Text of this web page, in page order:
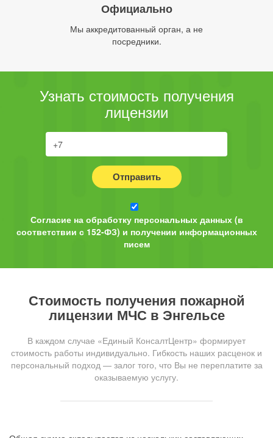
Официально
Мы аккредитованный орган, а не
посредники.
Узнать стоимость получения
лицензии
Отправить
Согласие на обработку персональных данных (в
соответствии с 152-ФЗ) и получении информационных
писем
Стоимость получения пожарной
лицензии МЧС в Энгельсе
В каждом случае «Единый КонсалтЦентр» формирует
стоимость работы индивидуально. Гибкость наших расценок и
персональный подход — залог того, что Вы не переплатите за
оказываемую услугу.